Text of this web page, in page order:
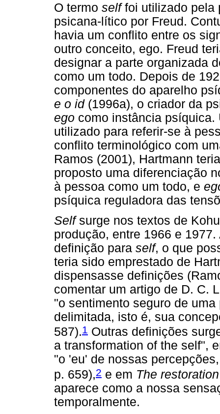
O termo selffoi utilizado pela
psicana-lítico por Freud.
havia um conflito entre os
outro conceito, ego. Freud
designar a parte organizada
como um todo. Depois de
componentes do aparelho
e o id(1996a), o criador da
ego como instância
utilizado para referir-se à
conflito terminológico com
Ramos (2001), Hartmann
proposto uma diferenciação
à pessoa como um todo, e
psíquica reguladora das
Selfsurge nos textos de
produção, entre 1966 e
definição para self, o que
teria sido emprestado de
dispensasse definições
comentar um artigo de D. C.
"o sentimento seguro de
delimitada, isto é, sua
587).1 Outras definições
a transformation of the self",
"o 'eu' de nossas
p. 659),2 e em The
aparece como a nossa
temporalmente.